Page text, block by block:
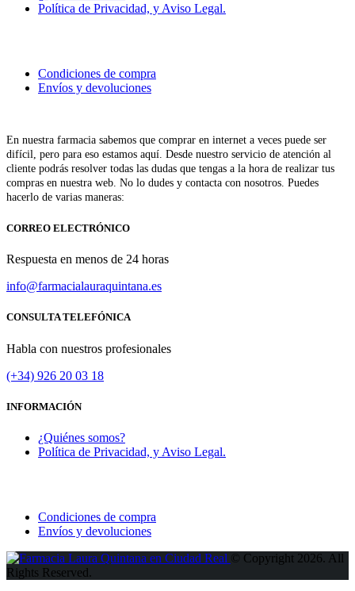
Política de Privacidad, y Aviso Legal.
Condiciones de compra
Envíos y devoluciones
En nuestra farmacia sabemos que comprar en internet a veces puede ser
difícil, pero para eso estamos aquí. Desde nuestro servicio de atención al
cliente podrás resolver todas las dudas que tengas a la hora de realizar tus
compras en nuestra web. No lo dudes y contacta con nosotros. Puedes
hacerlo de varias maneras:
CORREO ELECTRÓNICO
Respuesta en menos de 24 horas
info@farmacialauraquintana.es
CONSULTA TELEFÓNICA
Habla con nuestros profesionales
(+34) 926 20 03 18
INFORMACIÓN
¿Quiénes somos?
Política de Privacidad, y Aviso Legal.
Condiciones de compra
Envíos y devoluciones
© Copyright 2026. All
Rights Reserved.